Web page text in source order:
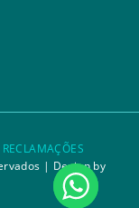
| Design by
1